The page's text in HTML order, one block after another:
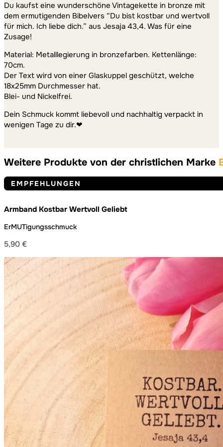
Du kaufst eine wunderschöne Vintagekette in bronze mit
dem ermutigenden Bibelvers “Du bist kostbar und wertvoll
für mich. Ich liebe dich.” aus Jesaja 43,4. Was für eine
Zusage!
Material: Metalllegierung in bronzefarben. Kettenlänge:
70cm.
Der Text wird von einer Glaskuppel geschützt, welche
18x25mm Durchmesser hat.
Blei- und Nickelfrei.
Dein Schmuck kommt liebevoll und nachhaltig verpackt in
wenigen Tage zu dir.❤
Weitere Produkte von der christlichen Marke
EMPFEHLUNGEN
Armband Kostbar Wertvoll Geliebt
ErMUTigungsschmuck
5,90 €